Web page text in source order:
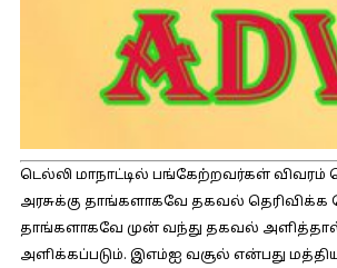
டெல்லி மாநாட்டில் பங்கேற்றவர்கள் விவரம்
அரசுக்கு தாங்களாகவே தகவல்
தாங்களாகவே முன் வந்து தகவல் அளித்தால்
அளிக்கப்படும். இஎம்ஐ வசூல் என்பது